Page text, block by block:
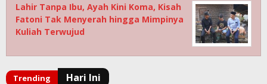
Lahir Tanpa Ibu, Ayah Kini Koma, Kisah
Fatoni Tak Menyerah hingga Mimpinya
Kuliah Terwujud